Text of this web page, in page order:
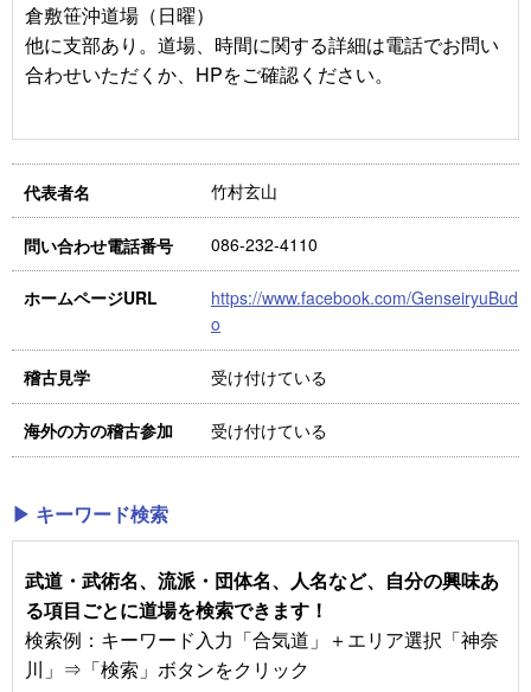
倉敷笹沖道場（日曜）
他に支部あり。道場、時間に関する詳細は電話でお問い
合わせいただくか、HPをご確認ください。
代表者名 竹村玄山
問い合わせ電話番号 086-232-4110
ホームページURL
https://www.facebook.com/GenseiryuBud
o
稽古見学 受け付けている
海外の方の稽古参加 受け付けている
▶ キーワード検索
武道・武術名、流派・団体名、人名など、自分の興味あ
る項目ごとに道場を検索できます！
検索例：キーワード入力「合気道」＋エリア選択「神奈
川」⇒「検索」ボタンをクリック